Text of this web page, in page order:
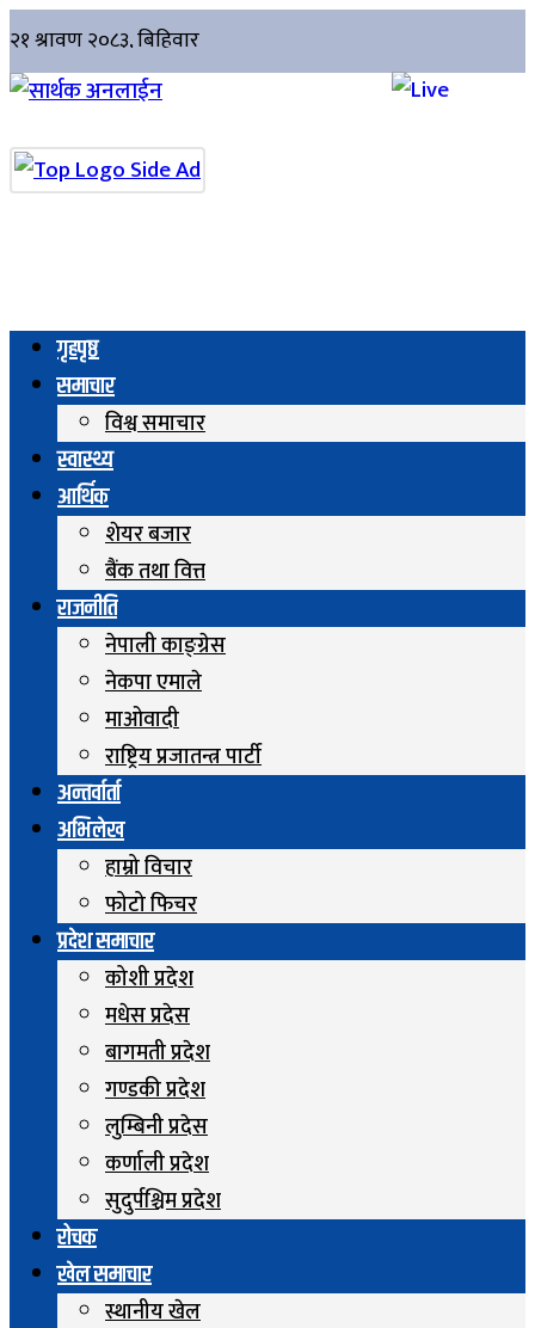
गृहपृष्ठ
समाचार
विश्व समाचार
स्वास्थ्य
आर्थिक
शेयर बजार
बैंक तथा वित्त
राजनीति
नेपाली काङ्ग्रेस
नेकपा एमाले
माओवादी
राष्ट्रिय प्रजातन्त्र पार्टी
अन्तर्वार्ता
अभिलेख
हाम्रो विचार
फोटो फिचर
प्रदेश समाचार
कोशी प्रदेश
मधेस प्रदेस
बागमती प्रदेश
गण्डकी प्रदेश
लुम्बिनी प्रदेस
कर्णाली प्रदेश
सुदुर्पश्चिम प्रदेश
रोचक
खेल समाचार
स्थानीय खेल